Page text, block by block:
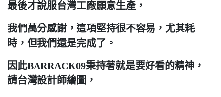
最後才說服台灣工廠願意生產，
我們萬分感謝，這項堅持很不容易，尤其耗
時，但我們還是完成了。
因此BARRACK09秉持著就是要好看的精神，
請台灣設計師繪圖，